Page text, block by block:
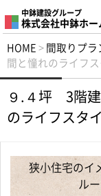
中鉢建設グループ
株式会社中鉢ホー
HOME > 間取りプラ
間と憧れのライフ
９.４坪 3階
のライフスタ
狭小住宅のイ
ル